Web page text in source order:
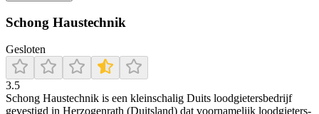
Schong Haustechnik
Gesloten
3.5
Schong Haustechnik is een kleinschalig Duits loodgietersbedrijf
gevestigd in Herzogenrath (Duitsland) dat voornamelijk loodgieters-